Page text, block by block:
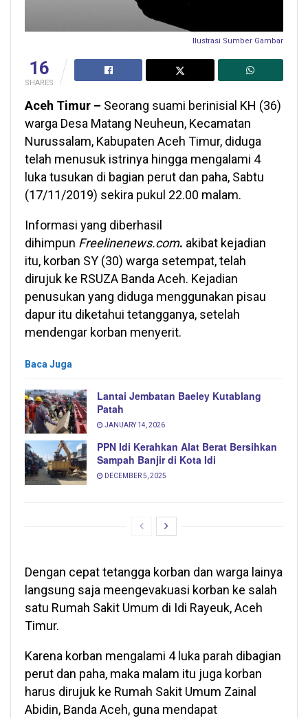
Ilustrasi Sumber Gambar
16
SHARES
Aceh Timur – Seorang suami berinisial KH (36)
warga Desa Matang Neuheun, Kecamatan
Nurussalam, Kabupaten Aceh Timur, diduga
telah menusuk istrinya hingga mengalami 4
luka tusukan di bagian perut dan paha, Sabtu
(17/11/2019) sekira pukul 22.00 malam.
Informasi yang diberhasil
dihimpun Freelinenews.com. akibat kejadian
itu, korban SY (30) warga setempat, telah
dirujuk ke RSUZA Banda Aceh. Kejadian
penusukan yang diduga menggunakan pisau
dapur itu diketahui tetangganya, setelah
mendengar korban menyerit.
Baca Juga
Lantai Jembatan Baeley Kutablang
Patah
JANUARY 14, 2026
PPN Idi Kerahkan Alat Berat Bersihkan
Sampah Banjir di Kota Idi
DECEMBER 5, 2025
Dengan cepat tetangga korban dan warga lainya
langsung saja meengevakuasi korban ke salah
satu Rumah Sakit Umum di Idi Rayeuk, Aceh
Timur.
Karena korban mengalami 4 luka parah dibagian
perut dan paha, maka malam itu juga korban
harus dirujuk ke Rumah Sakit Umum Zainal
Abidin, Banda Aceh, guna mendapat